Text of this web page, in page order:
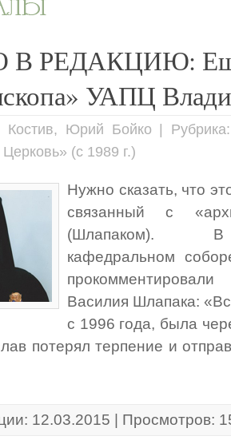
РЕДАКЦИЮ: Ещё
УАПЦ
Костив, Юрий Бойко |
(с 1989 г.)
Нужно сказать, что
связанный с
(Шлапаком). В
кафедральном
Василия Шлапака:
с 1996 года, была
потерял терпение и
12.03.2015 | Просмотров: